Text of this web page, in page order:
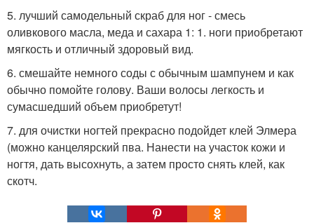
5. лучший самодельный скраб для ног - смесь
оливкового масла, меда и сахара 1: 1. ноги приобретают
мягкость и отличный здоровый вид.
6. смешайте немного соды с обычным шампунем и как
обычно помойте голову. Ваши волосы легкость и
сумасшедший объем приобретут!
7. для очистки ногтей прекрасно подойдет клей Элмера
(можно канцелярский пва. Нанести на участок кожи и
ногтя, дать высохнуть, а затем просто снять клей, как
скотч.